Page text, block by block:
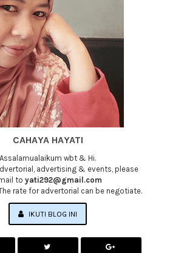
CAHAYA HAYATI
Assalamualaikum wbt & Hi.
advertising & events, please
to yati292@gmail.com
rate for advertorial can be negotiate.
IKUTI BLOG INI